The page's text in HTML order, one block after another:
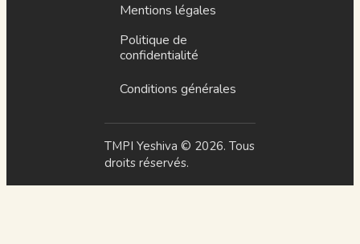
Mentions légales
Politique de
confidentialité
Conditions générales
TMPI Yeshiva © 2026. Tous
droits réservés.